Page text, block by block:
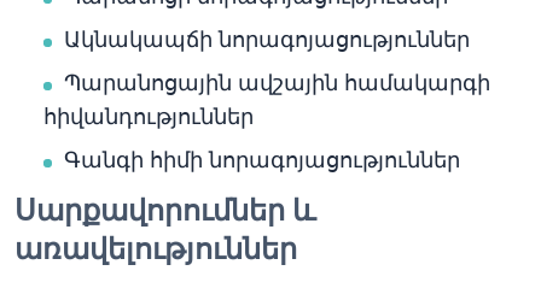
Ակնակապճի նորագոյացություններ
Պարանոցային ավշային համակարգի
հիվանդություններ
Գանգի հիմի նորագոյացություններ
Սարքավորումներ և
առավելություններ